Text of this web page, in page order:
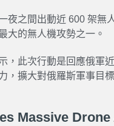
夜之間出動近 600 架無
大的無人機攻勢之一。
，此次行動是回應俄軍
，擴大對俄羅斯軍事目
Massive